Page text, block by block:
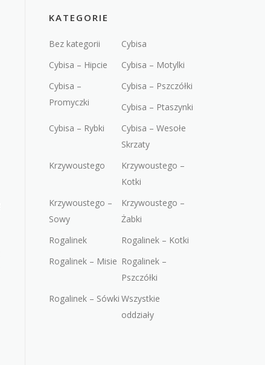
KATEGORIE
Bez kategorii
Cybisa
Cybisa – Hipcie
Cybisa – Motylki
Cybisa –
Promyczki
Cybisa – Pszczółki
Cybisa – Ptaszynki
Cybisa – Rybki
Cybisa – Wesołe
Skrzaty
Krzywoustego
Krzywoustego –
Kotki
Krzywoustego –
Sowy
Krzywoustego –
Żabki
Rogalinek
Rogalinek – Kotki
Rogalinek – Misie Rogalinek –
Pszczółki
Rogalinek – Sówki Wszystkie
oddziały